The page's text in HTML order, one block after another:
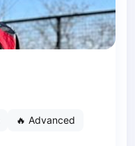
🔥 Advanced